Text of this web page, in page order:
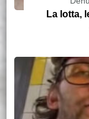
La lotta,